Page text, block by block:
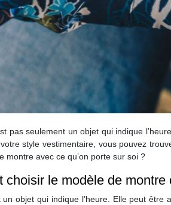
pas seulement un objet qui indique
style vestimentaire, vous pouvez
montre avec ce qu’on porte sur soi ?
choisir le modèle de
objet qui indique l’heure. Elle peut être